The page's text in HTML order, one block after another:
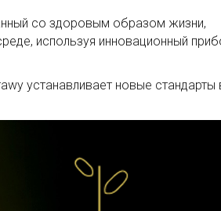
со здоровым образом жизни,
используя инновационный
устанавливает новые стандарты